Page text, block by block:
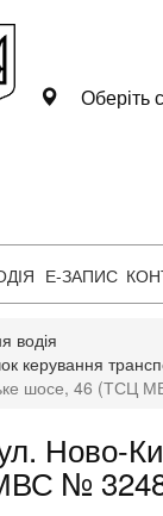
Оберіть
Е-ЗАПИС
водія
керування
шосе, 46 (ТСЦ
Ново-
№